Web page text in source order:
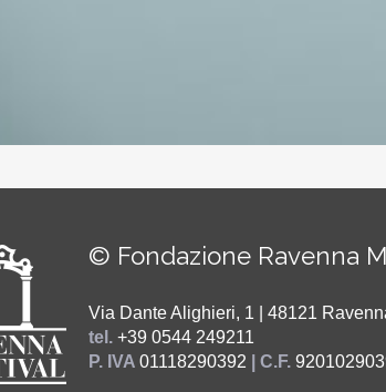
© Fondazione Ravenna
Via Dante Alighieri, 1 | 48121
tel. +39 0544 249211
P. IVA 01118290392 | C.F.